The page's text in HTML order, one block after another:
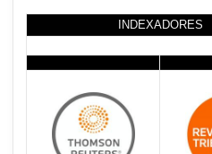
INDEXADORES